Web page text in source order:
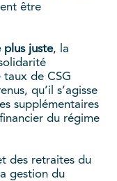
être
plus juste, la
de CSG
qu’il s’agisse
supplémentaires
du régime
des retraites du
gestion du